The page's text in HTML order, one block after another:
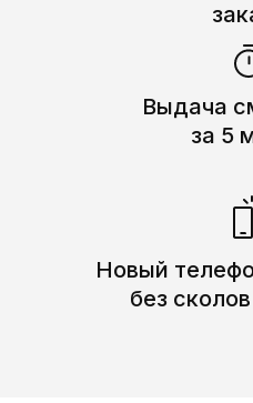
Выдача
за 5
Новый
без
Xiaomi Redmi
Экран — 6.67"
Рассрочка на 180